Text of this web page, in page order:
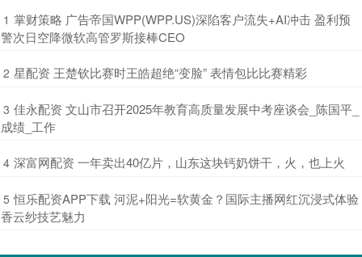
1 ​掌财策略 广告帝国WPP(WPP.US)深陷客户流失+AI冲击 盈利预
警次日空降微软高管罗斯接棒CEO
2 ​星配资 王楚钦比赛时王皓超绝“变脸” 表情包比比赛精彩
3 ​佳永配资 文山市召开2025年教育高质量发展中考座谈会_陈国平_
成绩_工作
4 ​深富网配资 一年卖出40亿片，山东这块钙奶饼干，火，也上火
5 ​恒乐配资APP下载 河泥+阳光=软黄金？国际主播网红沉浸式体验
香云纱技艺魅力